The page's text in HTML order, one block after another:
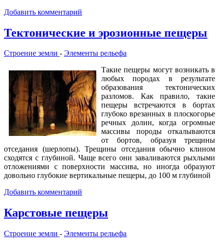
Добавить комментарий
Тектонические и эрозионные пещеры
Строение земли - Элементы рельефа
Такие пещеры могут возникать в
любых породах в результате
образования тектонических
разломов. Как правило, такие
пещеры встречаются в бортах
глубоко врезанных в плоскогорье
речных долин, когда огромные
массивы породы откалываются
от бортов, образуя трещины
отседания (шерлопы). Трещины отседания обычно клином
сходятся с глубиной. Чаще всего они заваливаются рыхлыми
отложениями с поверхности массива, но иногда образуют
довольно глубокие вертикальные пещеры, до 100 м глубиной
Добавить комментарий
Карстовые пещеры
Строение земли - Элементы рельефа